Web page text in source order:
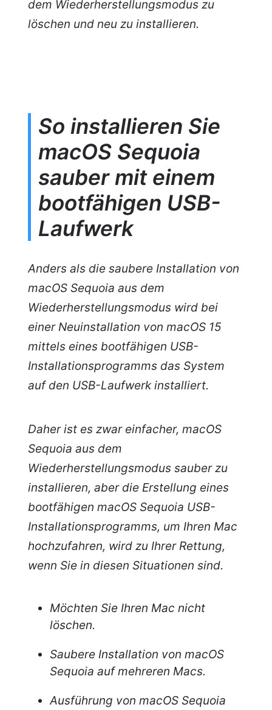
dem Wiederherstellungsmodus zu
löschen und neu zu installieren.
So installieren Sie
macOS Sequoia
sauber mit einem
bootfähigen USB-
Laufwerk
Anders als die saubere Installation von
macOS Sequoia aus dem
Wiederherstellungsmodus wird bei
einer Neuinstallation von macOS 15
mittels eines bootfähigen USB-
Installationsprogramms das System
auf den USB-Laufwerk installiert.
Daher ist es zwar einfacher, macOS
Sequoia aus dem
Wiederherstellungsmodus sauber zu
installieren, aber die Erstellung eines
bootfähigen macOS Sequoia USB-
Installationsprogramms, um Ihren Mac
hochzufahren, wird zu Ihrer Rettung,
wenn Sie in diesen Situationen sind.
Möchten Sie Ihren Mac nicht
löschen.
Saubere Installation von macOS
Sequoia auf mehreren Macs.
Ausführung von macOS Sequoia